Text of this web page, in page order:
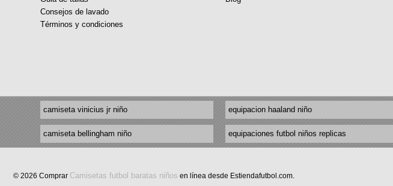
Consejos de lavado
Términos y condiciones
camiseta vinicius jr niño equipacion haaland niño
camiseta bellingham niño equipaciones futbol niños replicas
© 2026 Comprar Camisetas futbol baratas niños en línea desde Estiendafutbol.com.